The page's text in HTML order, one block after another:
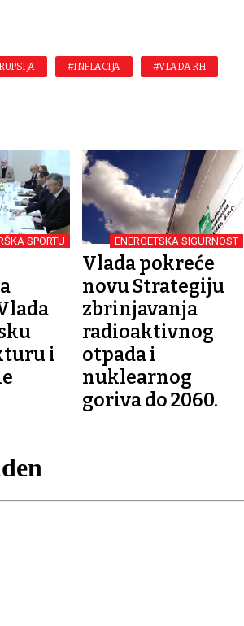
#INFLACIJA #VLADA RH
SPORTU
i
ENERGETSKA SIGURNOST
Vlada pokreće
novu Strategiju
zbrinjavanja
radioaktivnog
otpada i
nuklearnog
goriva do 2060.